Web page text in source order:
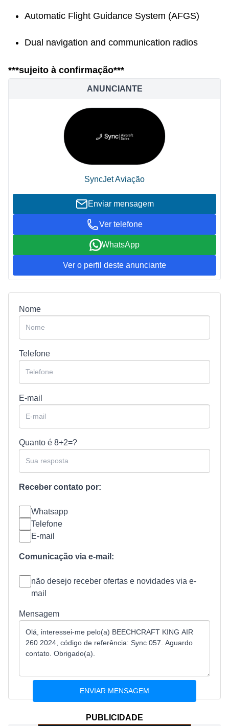
Automatic Flight Guidance System (AFGS)
Dual navigation and communication radios
***sujeito à confirmação***
ANUNCIANTE
SyncJet Aviação
Enviar mensagem
Ver telefone
WhatsApp
Ver o perfil deste anunciante
Nome
Telefone
E-mail
Quanto é 8+2=?
Receber contato por:
Whatsapp
Telefone
E-mail
Comunicação via e-mail:
não desejo receber ofertas e novidades via e-
mail
Mensagem
PUBLICIDADE